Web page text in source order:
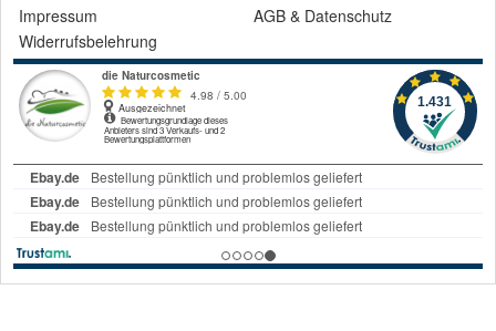
Impressum
AGB & Datenschutz
Widerrufsbelehrung